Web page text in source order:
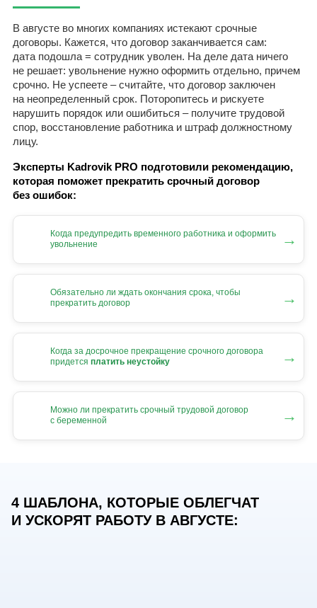
В августе во многих компаниях истекают срочные
договоры. Кажется, что договор заканчивается сам:
дата подошла = сотрудник уволен. На деле дата ничего
не решает: увольнение нужно оформить отдельно, причем
срочно. Не успеете – считайте, что договор заключен
на неопределенный срок. Поторопитесь и рискуете
нарушить порядок или ошибиться – получите трудовой
спор, восстановление работника и штраф должностному
лицу.
Эксперты Kadrovik PRO подготовили рекомендацию,
которая поможет прекратить срочный договор
без ошибок:
Когда предупредить временного работника и оформить
увольнение
→
Обязательно ли ждать окончания срока, чтобы
прекратить договор
→
Когда за досрочное прекращение срочного договора
придется платить неустойку →
Можно ли прекратить срочный трудовой договор
с беременной
→
4 ШАБЛОНА, КОТОРЫЕ ОБЛЕГЧАТ
И УСКОРЯТ РАБОТУ В АВГУСТЕ: